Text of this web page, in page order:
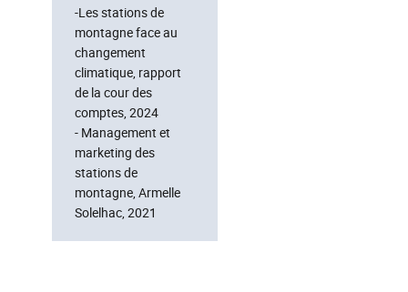
-Les stations de
montagne face au
changement
climatique, rapport
de la cour des
comptes, 2024
- Management et
marketing des
stations de
montagne, Armelle
Solelhac, 2021